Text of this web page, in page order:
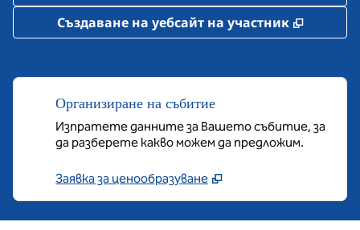
Създаване на уебсайт на участник
,
Организиране на събитие
Изпратете данните за Вашето събитие, за
да разберете какво можем да предложим.
Заявка за ценообразуване